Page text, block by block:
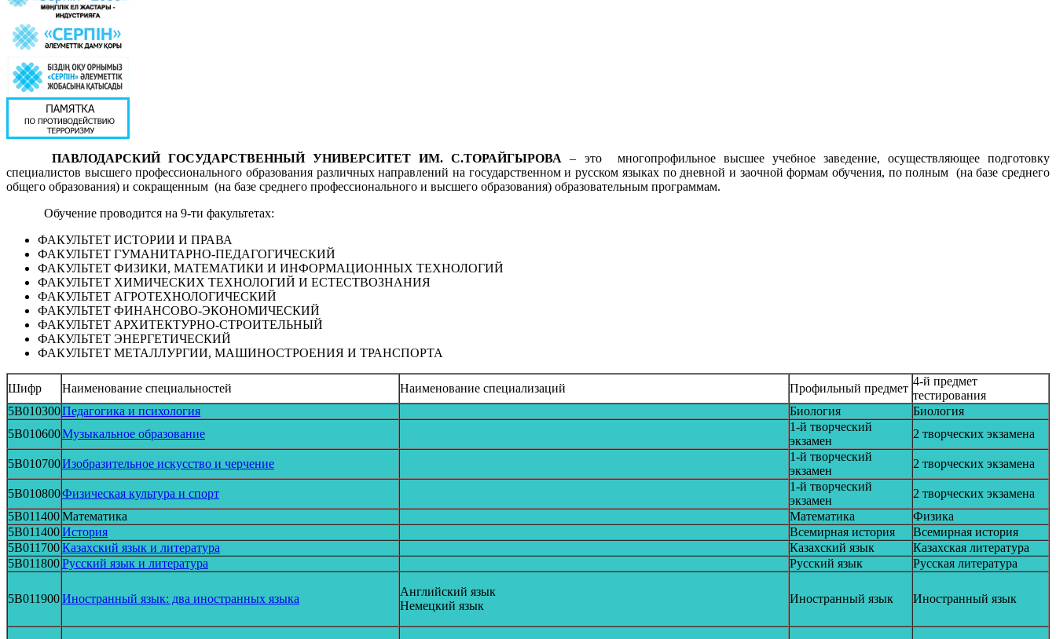
ПАВЛОДАРСКИЙ ГОСУДАРСТВЕННЫЙ УНИВЕРСИТЕТ ИМ. С.ТОРАЙГЫРОВА– это многопрофильное высшее учебное заведение, осуществляющее подготовку
специалистов высшего профессионального образования различных направлений на государственном и русском языках по дневной и заочной формам обучения, по полным (на базе среднего
общего образования) и сокращенным (на базе среднего профессионального и высшего образования) образовательным программам.
Обучение проводится на 9-ти факультетах:
ФАКУЛЬТЕТ ИСТОРИИ И ПРАВА
ФАКУЛЬТЕТ ГУМАНИТАРНО-ПЕДАГОГИЧЕСКИЙ
ФАКУЛЬТЕТ ФИЗИКИ, МАТЕМАТИКИ И ИНФОРМАЦИОННЫХ ТЕХНОЛОГИЙ
ФАКУЛЬТЕТ ХИМИЧЕСКИХ ТЕХНОЛОГИЙ И ЕСТЕСТВОЗНАНИЯ
ФАКУЛЬТЕТ АГРОТЕХНОЛОГИЧЕСКИЙ
ФАКУЛЬТЕТ ФИНАНСОВО-ЭКОНОМИЧЕСКИЙ
ФАКУЛЬТЕТ АРХИТЕКТУРНО-СТРОИТЕЛЬНЫЙ
ФАКУЛЬТЕТ ЭНЕРГЕТИЧЕСКИЙ
ФАКУЛЬТЕТ МЕТАЛЛУРГИИ, МАШИНОСТРОЕНИЯ И ТРАНСПОРТА
Шифр Наименование специальностей Наименование специализаций Профильный предмет
4-й предмет
тестирования
5В010300Педагогика и психология Биология
Биология
5B010600Музыкальное образование
1-й творческий
экзамен
2 творческих экзамена
5B010700Изобразительное искусство и черчение
1-й творческий
экзамен
2 творческих экзамена
5B010800Физическая культура и спорт
1-й творческий
экзамен
2 творческих экзамена
5B011400Математика Математика
Физика
5B011400История Всемирная история
Всемирная история
5B011700Казахский язык и литература Казахский язык
Казахская литература
5B011800Русский язык и литература Русский язык Русская литература
5B011900Иностранный язык: два иностранных языка
Английский язык
Немецкий язык
Иностранный язык Иностранный язык